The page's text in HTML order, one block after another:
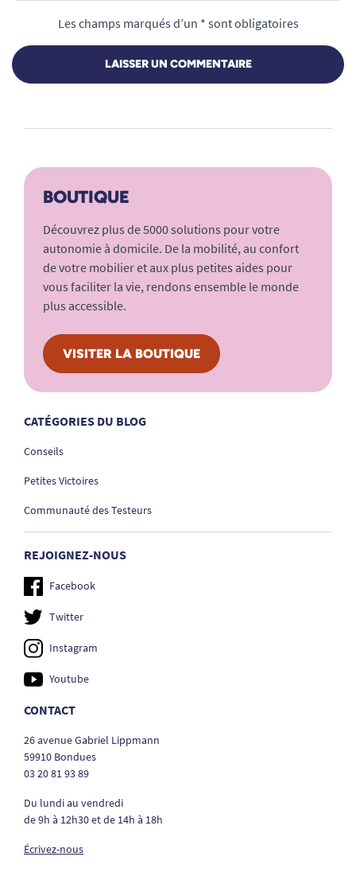
Les champs marqués d’un * sont obligatoires
LAISSER UN COMMENTAIRE
BOUTIQUE
Découvrez plus de 5000 solutions pour votre
autonomie à domicile. De la mobilité, au confort
de votre mobilier et aux plus petites aides pour
vous faciliter la vie, rendons ensemble le monde
plus accessible.
VISITER LA BOUTIQUE
CATÉGORIES DU BLOG
Conseils
Petites Victoires
Communauté des Testeurs
REJOIGNEZ-NOUS
Facebook
Twitter
Instagram
Youtube
CONTACT
26 avenue Gabriel Lippmann
59910 Bondues
03 20 81 93 89
Du lundi au vendredi
de 9h à 12h30 et de 14h à 18h
Écrivez-nous